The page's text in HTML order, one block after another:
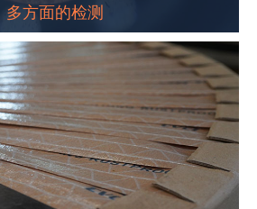
多方面的检测